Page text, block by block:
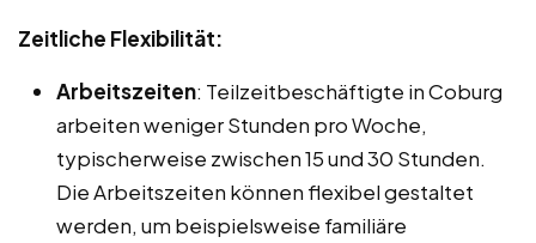
Zeitliche Flexibilität:
Arbeitszeiten: Teilzeitbeschäftigte in Coburg
arbeiten weniger Stunden pro Woche,
typischerweise zwischen 15 und 30 Stunden.
Die Arbeitszeiten können flexibel gestaltet
werden, um beispielsweise familiäre